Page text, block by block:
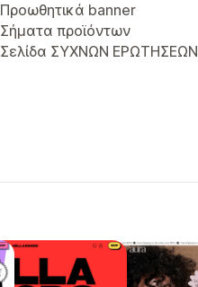
Προωθητικά banner
Σήματα προϊόντων
Σελίδα ΣΥΧΝΩΝ ΕΡΩΤΗΣΕΩΝ